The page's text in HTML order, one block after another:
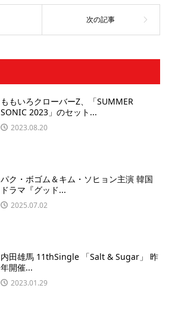
ももいろクローバーZ、「SUMMER
SONIC 2023」のセット...
2023.08.20
パク・ボゴム＆キム・ソヒョン主演 韓国
ドラマ『グッド...
2025.07.02
内田雄馬 11thSingle 「Salt & Sugar」 昨
年開催...
2023.01.29